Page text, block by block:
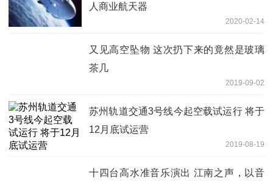
人商业航天器
2020-02-14
又见高空坠物 这次扔下来的竟然是玻璃
茶几
2019-09-02
苏州轨道交通3号线今起空载试运行 将于
12月底试运营
2019-08-19
十四台高水准音乐演出 江南之声，以音